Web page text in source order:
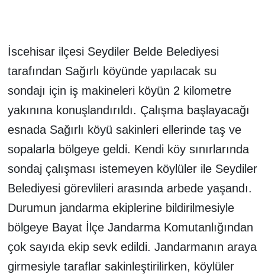
İscehisar ilçesi Seydiler Belde Belediyesi
tarafından Sağırlı köyünde yapılacak su
sondajı için iş makineleri köyün 2 kilometre
yakınına konuşlandırıldı. Çalışma başlayacağı
esnada Sağırlı köyü sakinleri ellerinde taş ve
sopalarla bölgeye geldi. Kendi köy sınırlarında
sondaj çalışması istemeyen köylüler ile Seydiler
Belediyesi görevlileri arasında arbede yaşandı.
Durumun jandarma ekiplerine bildirilmesiyle
bölgeye Bayat İlçe Jandarma Komutanlığından
çok sayıda ekip sevk edildi. Jandarmanın araya
girmesiyle taraflar sakinleştirilirken, köylüler